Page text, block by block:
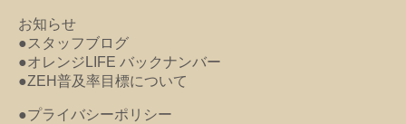
お知らせ
●スタッフブログ
●オレンジLIFE バックナンバー
●ZEH普及率目標について
●プライバシーポリシー